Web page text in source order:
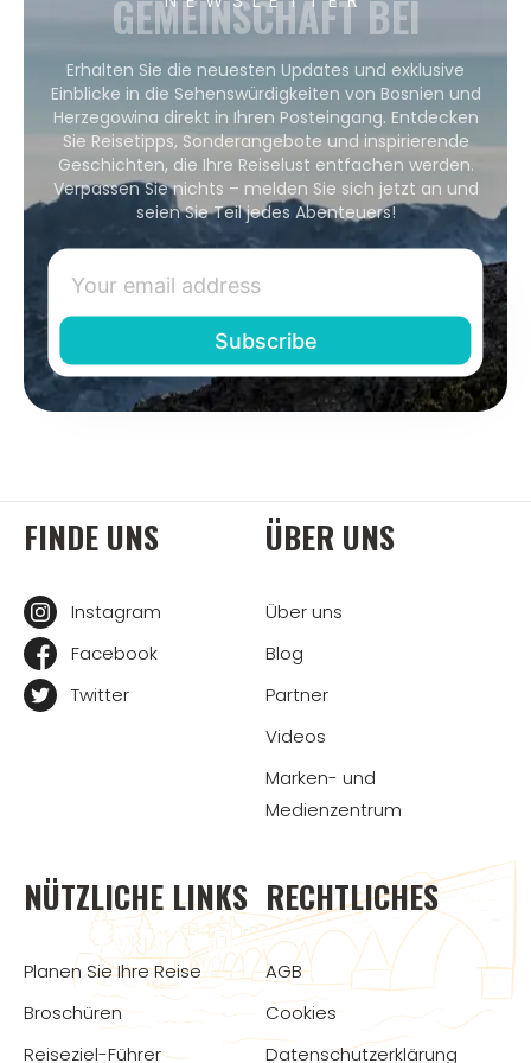
GEMEINSCHAFT BEI
Erhalten Sie die neuesten Updates und exklusive
Einblicke in die Sehenswürdigkeiten von Bosnien und
Herzegowina direkt in Ihren Posteingang. Entdecken
Sie Reisetipps, Sonderangebote und inspirierende
Geschichten, die Ihre Reiselust entfachen werden.
Verpassen Sie nichts – melden Sie sich jetzt an und
seien Sie Teil jedes Abenteuers!
FINDE UNS
Instagram
Facebook
Twitter
ÜBER UNS
Über uns
Blog
Partner
Videos
Marken- und
Medienzentrum
NÜTZLICHE LINKS
Planen Sie Ihre Reise
Broschüren
Reiseziel-Führer
RECHTLICHES
AGB
Cookies
Datenschutzerklärung